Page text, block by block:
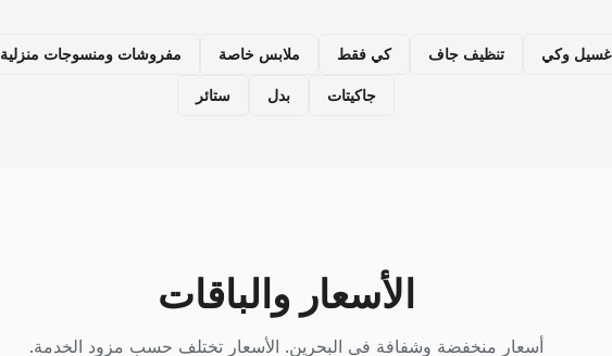
غسيل وكي تنظيف جاف كي فقط ملابس خاصة مفروشات ومنسوجات منزلية
جاكيتات بدل ستائر
الأسعار والباقات
أسعار منخفضة وشفافة في البحرين. الأسعار تختلف حسب مزود الخدمة.